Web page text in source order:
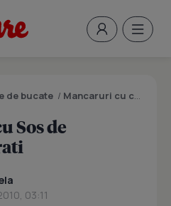
de bucate / Mancaruri cu carne
Sos de
03:11